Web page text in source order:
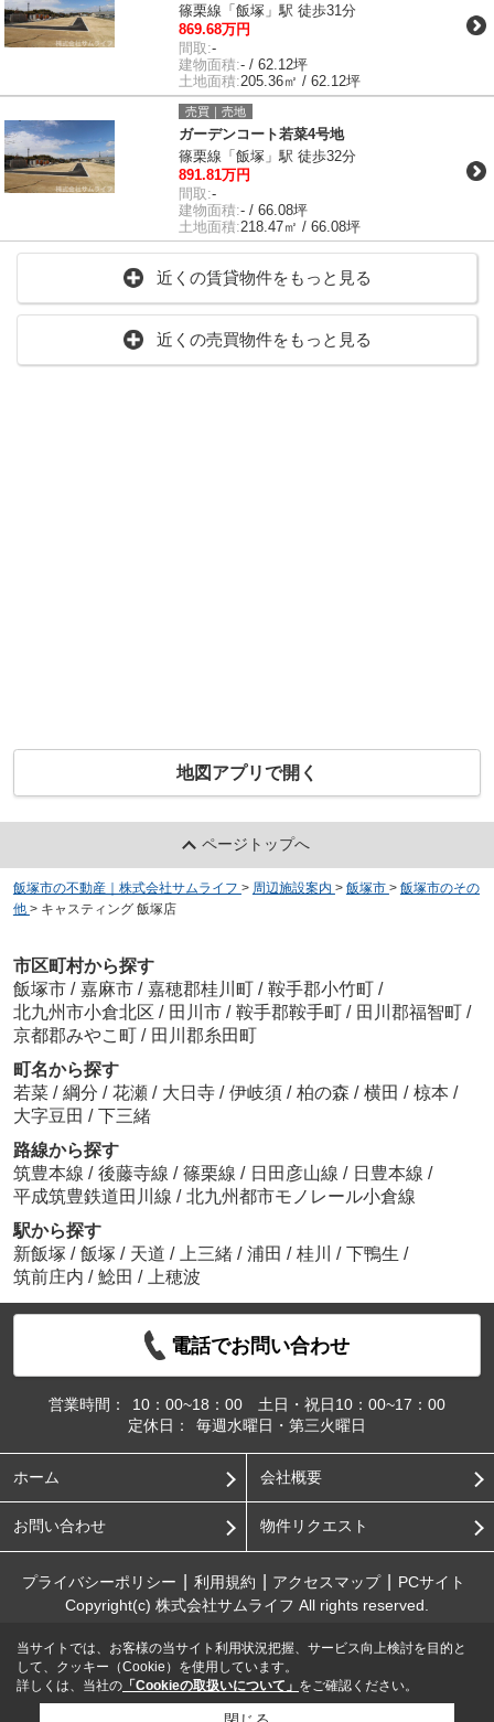
篠栗線「飯塚」駅 徒歩31分
869.68万円
間取:-
建物面積:- / 62.12坪
土地面積:205.36㎡ / 62.12坪
売買｜売地
ガーデンコート若菜4号地
篠栗線「飯塚」駅 徒歩32分
891.81万円
間取:-
建物面積:- / 66.08坪
土地面積:218.47㎡ / 66.08坪
近くの賃貸物件をもっと見る
近くの売買物件をもっと見る
地図アプリで開く
ページトップへ
飯塚市の不動産｜株式会社サムライフ > 周辺施設案内 > 飯塚市 > 飯塚市のその
他 > キャスティング 飯塚店
市区町村から探す
飯塚市 / 嘉麻市 / 嘉穂郡桂川町 / 鞍手郡小竹町 /
北九州市小倉北区 / 田川市 / 鞍手郡鞍手町 / 田川郡福智町 /
京都郡みやこ町 / 田川郡糸田町
町名から探す
若菜 / 綱分 / 花瀬 / 大日寺 / 伊岐須 / 柏の森 / 横田 / 椋本 /
大字豆田 / 下三緒
路線から探す
筑豊本線 / 後藤寺線 / 篠栗線 / 日田彦山線 / 日豊本線 /
平成筑豊鉄道田川線 / 北九州都市モノレール小倉線
駅から探す
新飯塚 / 飯塚 / 天道 / 上三緒 / 浦田 / 桂川 / 下鴨生 /
筑前庄内 / 鯰田 / 上穂波
電話でお問い合わせ
営業時間：
10：00~18：00 土日・祝日10：00~17：00
定休日：
毎週水曜日・第三火曜日
ホーム 会社概要
お問い合わせ 物件リクエスト
プライバシーポリシー 利用規約 アクセスマップ
PCサイト
Copyright(c) 株式会社サムライフ All rights reserved.
当サイトでは、お客様の当サイト利用状況把握、サービス向上検討を目的と
して、クッキー（Cookie）を使用しています。
詳しくは、当社の 「Cookieの取扱いについて」 をご確認ください。